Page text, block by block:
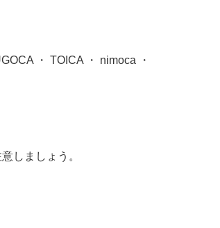
・ TOICA ・ nimoca ・
しましょう。